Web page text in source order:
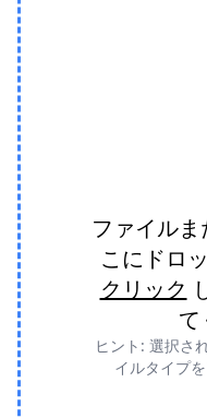
ファイル
こにドロ
クリック
て
ヒント: 選択さ
イルタイプ